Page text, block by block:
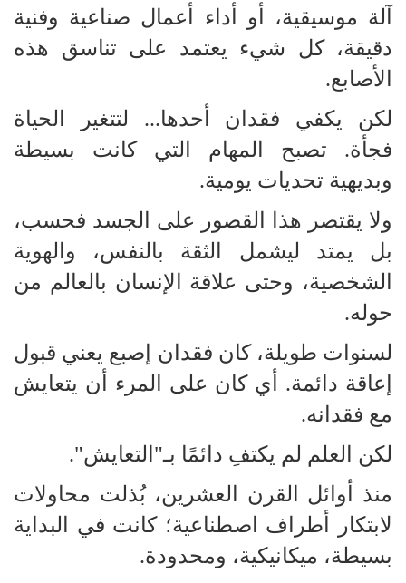
آلة موسيقية، أو أداء أعمال صناعية وفنية
دقيقة، كل شيء يعتمد على تناسق هذه
الأصابع.
لكن يكفي فقدان أحدها... لتتغير الحياة
فجأة. تصبح المهام التي كانت بسيطة
وبديهية تحديات يومية.
ولا يقتصر هذا القصور على الجسد فحسب،
بل يمتد ليشمل الثقة بالنفس، والهوية
الشخصية، وحتى علاقة الإنسان بالعالم من
حوله.
لسنوات طويلة، كان فقدان إصبع يعني قبول
إعاقة دائمة. أي كان على المرء أن يتعايش
مع فقدانه.
لكن العلم لم يكتفِ دائمًا بـ"التعايش".
منذ أوائل القرن العشرين، بُذلت محاولات
لابتكار أطراف اصطناعية؛ كانت في البداية
بسيطة، ميكانيكية، ومحدودة.